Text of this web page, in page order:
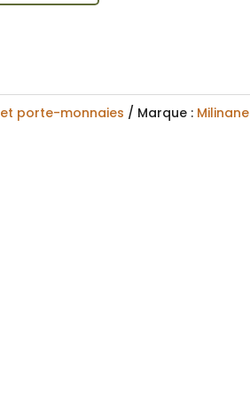
porte-monnaies Marque : Milinane